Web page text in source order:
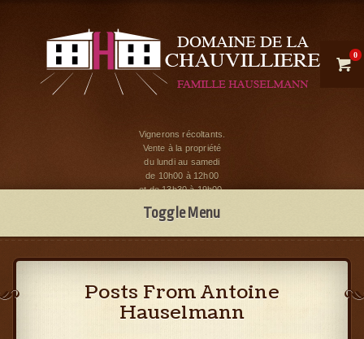
Vignerons récoltants.
Vente à la propriété
du lundi au samedi
de 10h00 à 12h00
et de 13h30 à 19h00.

0
Toggle Menu
Posts From Antoine
Hauselmann